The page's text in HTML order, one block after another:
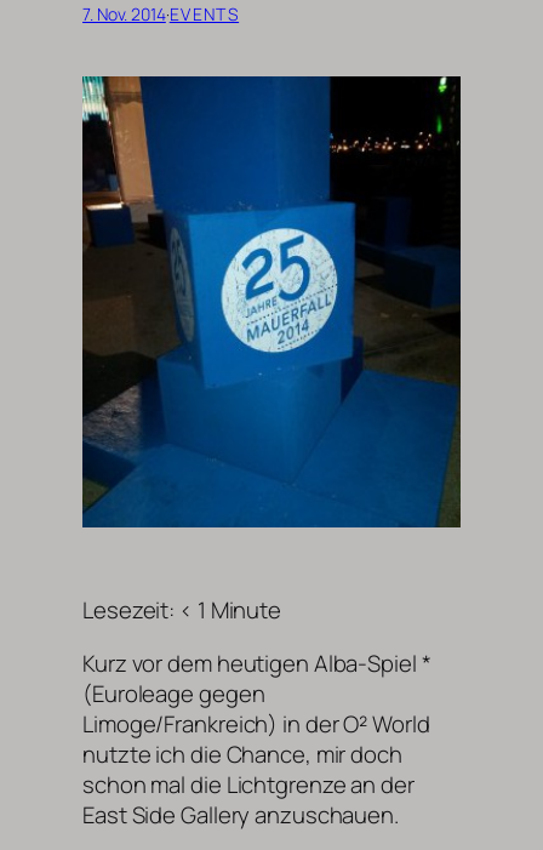
7. Nov. 2014·EVENTS
Lesezeit: < 1 Minute
Kurz vor dem heutigen Alba-Spiel *
(Euroleage gegen
Limoge/Frankreich) in der O² World
nutzte ich die Chance, mir doch
schon mal die Lichtgrenze an der
East Side Gallery anzuschauen.